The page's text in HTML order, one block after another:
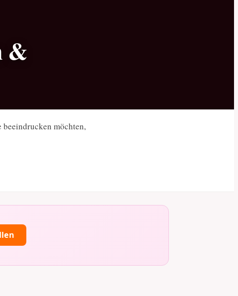
&
beeindrucken möchten,